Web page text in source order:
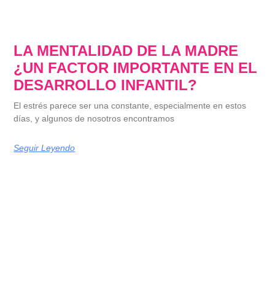
LA MENTALIDAD DE LA MADRE
¿UN FACTOR IMPORTANTE EN EL
DESARROLLO INFANTIL?
El estrés parece ser una constante, especialmente en estos
días, y algunos de nosotros encontramos
Seguir Leyendo